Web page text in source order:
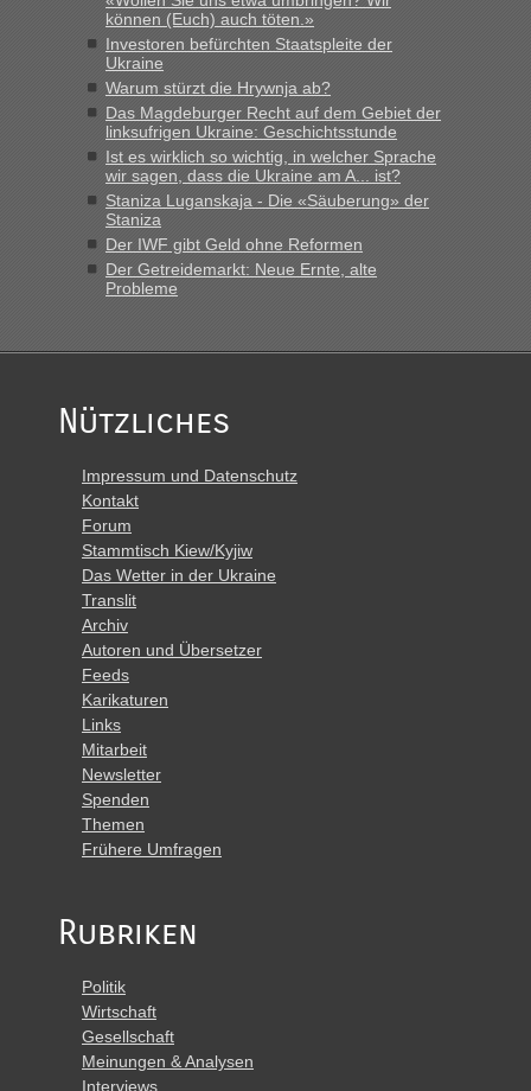
Minuten wurde dann die nächste Welle...“
Berichte und Reisetipps • Re: An welchem
Grenzübergang zwischen Polen und der Ukraine geht es am
schnellsten?
„Derzeit, ist es überall sehr voll an den Grenzen Ukraine/
Polen. Zb. Krakovets 100 PKW ca. 10 h Wartezeit. Wollen
Montag rüber, versuchen es sehr früh.“
können (Euch) auch töten.»
Investoren befürchten Staatspleite der
Ukraine
Warum stürzt die Hrywnja ab?
Das Magdeburger Recht auf dem Gebiet der
linksufrigen Ukraine: Geschichtsstunde
Ist es wirklich so wichtig, in welcher Sprache
wir sagen, dass die Ukraine am A... ist?
Staniza Luganskaja - Die «Säuberung» der
Staniza
Der IWF gibt Geld ohne Reformen
Der Getreidemarkt: Neue Ernte, alte
Probleme
Nützliches
Impressum und Datenschutz
Kontakt
Forum
Stammtisch Kiew/Kyjiw
Das Wetter in der Ukraine
Translit
Archiv
Autoren und Übersetzer
Feeds
Karikaturen
Links
Mitarbeit
Newsletter
Spenden
Themen
Frühere Umfragen
Rubriken
Politik
Wirtschaft
Gesellschaft
Meinungen & Analysen
Interviews